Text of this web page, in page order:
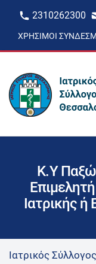
2310262300
ΧΡΉΣΙΜΟΙ
Κ.Υ
Επιμελητή
Ιατρικής
Ιατρικός